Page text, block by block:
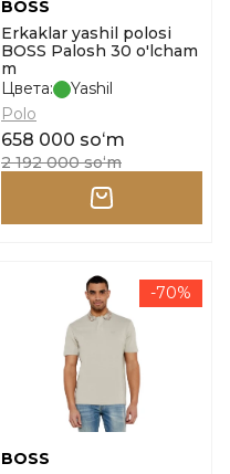
BOSS
Erkaklar yashil polosi
BOSS Palosh 30 o'lcham
m
Цвета:
Yashil
Polo
658 000 soʻm
2 192 000 soʻm
-70%
BOSS